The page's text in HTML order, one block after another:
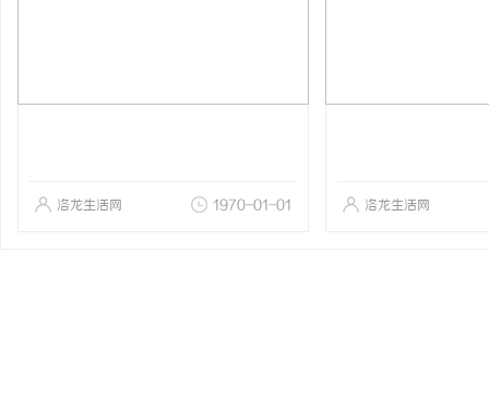
洛龙生活网 1970-01-01 洛龙生活网